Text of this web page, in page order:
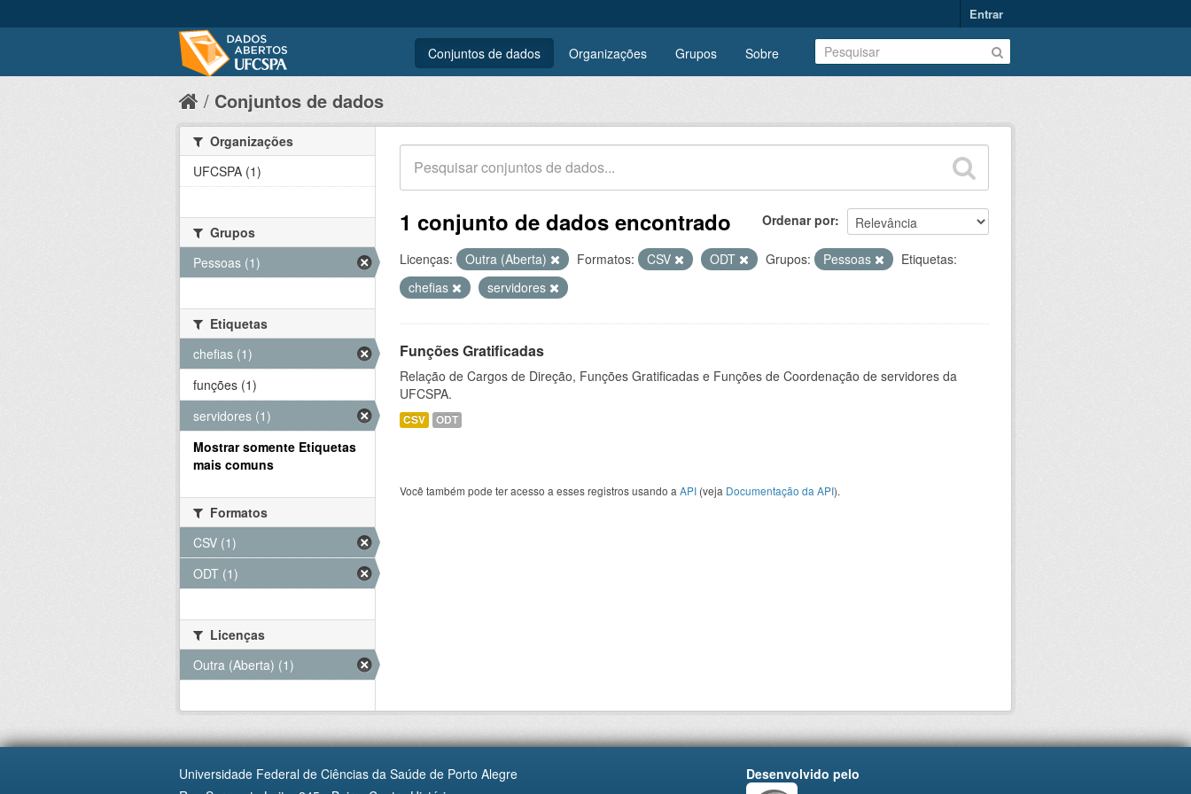
Entrar
Conjuntos de dados Organizações Grupos Sobre
Conjuntos de dados
Ordenar por
1 conjunto de dados encontrado
Licenças: Outra (Aberta) Formatos: CSV ODT Grupos: Pessoas
Etiquetas:
chefias
servidores
Funções Gratificadas
Relação de Cargos de Direção, Funções Gratificadas e Funções de Coordenação de servidores da
UFCSPA.
CSV ODT
Você também pode ter acesso a esses registros usando a API (veja Documentação da API).
Organizações
UFCSPA (1)
Grupos
Pessoas (1)
Etiquetas
chefias (1)
funções (1)
servidores (1)
Mostrar somente Etiquetas
mais comuns
Formatos
CSV (1)
ODT (1)
Licenças
Outra (Aberta) (1)
Universidade Federal de Ciências da Saúde de Porto Alegre
Desenvolvido pelo